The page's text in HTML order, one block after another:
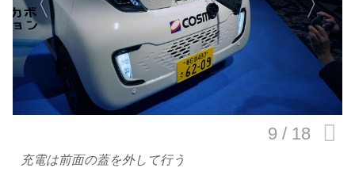
ライフスタイル
テクノロジー
このメディアについて
運営会社
充電は前面の蓋を外して行う